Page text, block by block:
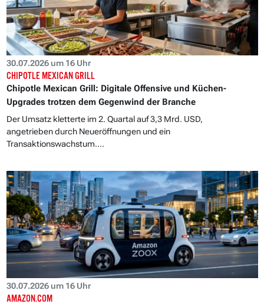
30.07.2026 um 16 Uhr
CHIPOTLE MEXICAN GRILL
Chipotle Mexican Grill: Digitale Offensive und Küchen-
Upgrades trotzen dem Gegenwind der Branche
Der Umsatz kletterte im 2. Quartal auf 3,3 Mrd. USD,
angetrieben durch Neueröffnungen und ein
Transaktionswachstum....
30.07.2026 um 16 Uhr
AMAZON.COM